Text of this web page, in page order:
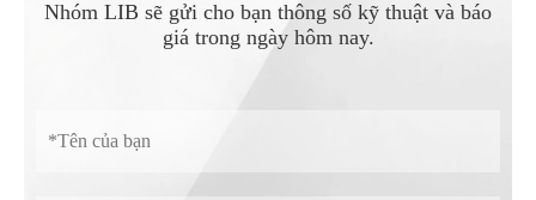
Nhóm LIB sẽ gửi cho bạn thông số kỹ thuật và báo
giá trong ngày hôm nay.